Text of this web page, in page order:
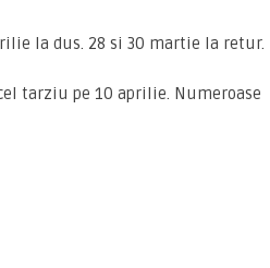
la dus. 28 si 30 martie la retur.
tarziu pe 10 aprilie. Numeroase